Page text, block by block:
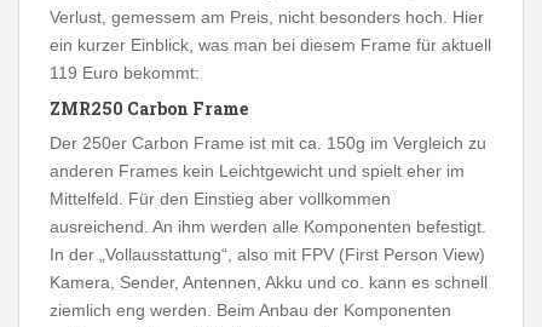
Verlust, gemessem am Preis, nicht besonders hoch. Hier
ein kurzer Einblick, was man bei diesem Frame für aktuell
119 Euro bekommt:
ZMR250 Carbon Frame
Der 250er Carbon Frame ist mit ca. 150g im Vergleich zu
anderen Frames kein Leichtgewicht und spielt eher im
Mittelfeld. Für den Einstieg aber vollkommen
ausreichend. An ihm werden alle Komponenten befestigt.
In der „Vollausstattung“, also mit FPV (First Person View)
Kamera, Sender, Antennen, Akku und co. kann es schnell
ziemlich eng werden. Beim Anbau der Komponenten